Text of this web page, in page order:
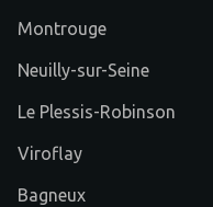
Montrouge
Neuilly-sur-Seine
Le Plessis-Robinson
Viroflay
Bagneux